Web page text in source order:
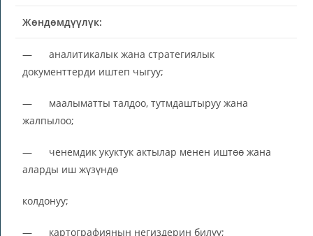
Жөндөмдүүлүк:
— аналитикалык жана стратегиялык
документтерди иштеп чыгуу;
— маалыматты талдоо, тутмдаштыруу жана
жалпылоо;
— ченемдик укуктук актылар менен иштөө жана
аларды иш жүзүндө
колдонуу;
— картографиянын негиздерин билүү;